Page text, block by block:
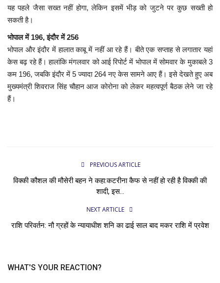
खेल
ब्रेकिंग न्यूज़
व्यापार
टेक न्यूज़
यह पहले जैसा सख्त नहीं होगा, लेकिन इसमें भीड़ को जुटने पर कुछ सख्ती हो
सकती है।
भोपाल में 196, इंदौर में 256
भोपाल और इंदौर में हालात काबू में नहीं आ रहे हैं। बीते एक सप्ताह से लगातार यहां
केस बढ़ रहे हैं। हालांकि मंगलवार को आई रिपोर्ट में भोपाल में सोमवार के मुकाबले 3
कम 196, जबकि इंदौर में 5 ज्यादा 264 नए केस सामने आए हैं। इसे देखते हुए अब
मुख्यमंत्री शिवराज सिंह चौहान आज कोरोना को लेकर महत्वपूर्ण बैठक लेने जा रहे
हैं।
PREVIOUS ARTICLE
विक्की कौशल की मौसेरी बहन ने कहा:कटरीना कैफ से नहीं हो रही है विक्की की
शादी, इस...
NEXT ARTICLE
राशि परिवर्तन: नौ ग्रहों के न्यायाधीश शनि का ढाई साल बाद मकर राशि में प्रवेश
WHAT'S YOUR REACTION?